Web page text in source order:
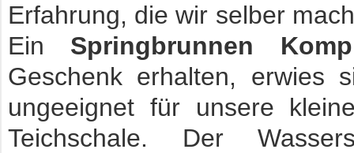
Erfahrung, die wir selber
Ein Springbrunnen
Geschenk erhalten, erwies
ungeeignet für unsere
Teichschale. Der